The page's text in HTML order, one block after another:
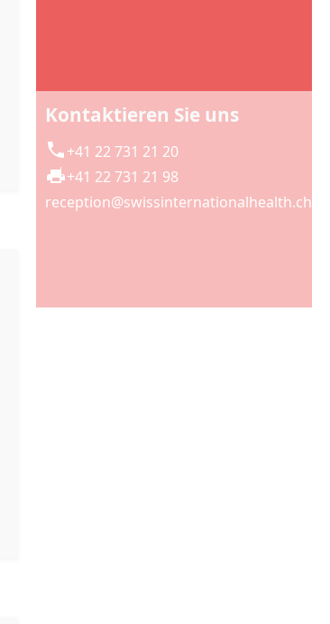
Kontaktieren Sie uns
+41 22 731 21 20
+41 22 731 21 98
reception@swissinternationalhealth.ch